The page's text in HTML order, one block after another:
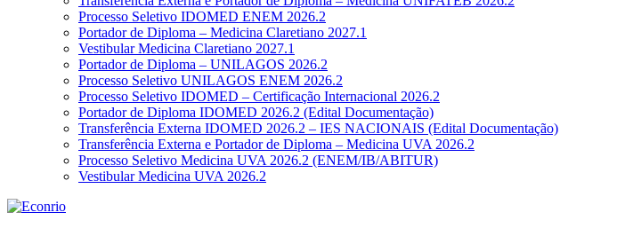
Processo Seletivo IDOMED ENEM 2026.2
Portador de Diploma – Medicina Claretiano 2027.1
Vestibular Medicina Claretiano 2027.1
Portador de Diploma – UNILAGOS 2026.2
Processo Seletivo UNILAGOS ENEM 2026.2
Processo Seletivo IDOMED – Certificação Internacional 2026.2
Portador de Diploma IDOMED 2026.2 (Edital Documentação)
Transferência Externa IDOMED 2026.2 – IES NACIONAIS (Edital Documentação)
Transferência Externa e Portador de Diploma – Medicina UVA 2026.2
Processo Seletivo Medicina UVA 2026.2 (ENEM/IB/ABITUR)
Vestibular Medicina UVA 2026.2